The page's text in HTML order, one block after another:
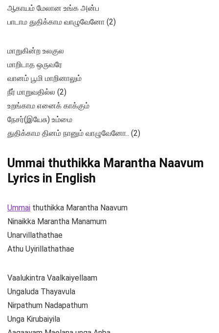
ஆகாயம் மேலான உங்க அன்ப
பாடாம துதிக்காம வாழுவேனோ (2)
மாறுகின்ற உலகுல
மாறிடாத ஒருவரே
வானம் பூமி மாறினாலும்
நீர் மாறுவதில்ல (2)
உறங்காம எனைக் காக்கும்
நேசர்(இயேசு) உம்மை
துதிக்காம‌ தினம் நானும் வாழுவேனோ.. (2)
Ummai thuthikka Marantha Naavum
Lyrics in English
Ummai thuthikka Marantha Naavum
Ninaikka Marantha Manamum
Unarvillathathae
Athu Uyirillathathae
Vaalukintra Vaalkaiyellaam
Ungaluda Thayavula
Nirpathum Nadapathum
Unga Kirubaiyila